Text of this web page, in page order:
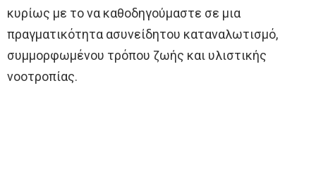
κυρίως με το να καθοδηγούμαστε σε μια
πραγματικότητα ασυνείδητου καταναλωτισμό,
συμμορφωμένου τρόπου ζωής και υλιστικής
νοοτροπίας.